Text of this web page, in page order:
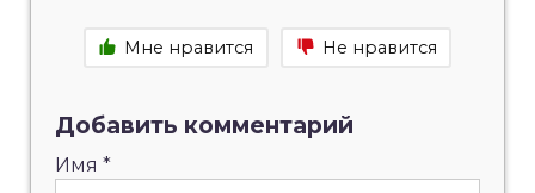
Мне нравится Не нравится
Добавить комментарий
Имя *